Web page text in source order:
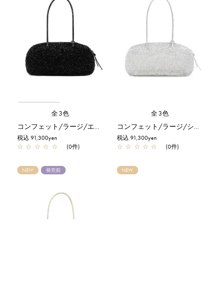
全3色
コンフェット/ラージ/エナメルブラック
税込 91,300yen
☆ ☆ ☆ ☆ ☆ (0件)
全3色
コンフェット/ラージ/シルバー
税込 91,300yen
☆ ☆ ☆ ☆ ☆ (0件)
NEW 発売前 NEW